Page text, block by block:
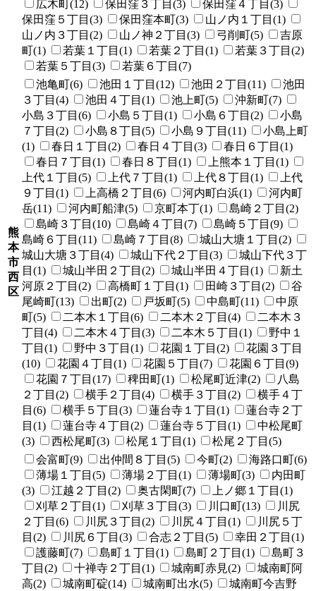
広木町(12)
保田窪３丁目(3)
保田窪４丁目(3)
保田窪５丁目(3)
保田窪本町(3)
山ノ内１丁目(1)
山ノ内３丁目(2)
山ノ神２丁目(3) 弓削町(5)
吉原
町(1)
若葉１丁目(1) 若葉２丁目(1)
若葉３丁目(2)
若葉５丁目(3)
若葉６丁目(7)
熊
本
市
西
区
池亀町(6) 池田１丁目(12) 池田２丁目(11)
池田
３丁目(4)
池田４丁目(1) 池上町(5)
沖新町(7)
小島３丁目(6)
小島５丁目(1) 小島６丁目(2)
小島
７丁目(2)
小島８丁目(5) 小島９丁目(11)
小島上町
(1)
春日１丁目(2) 春日４丁目(3)
春日６丁目(1)
春日７丁目(1)
春日８丁目(1)
上熊本１丁目(1)
上代１丁目(5)
上代７丁目(1) 上代８丁目(1)
上代
９丁目(1)
上高橋２丁目(6) 河内町白浜(1)
河内町
岳(11)
河内町船津(5) 京町本丁(1)
島崎２丁目(2)
島崎３丁目(10)
島崎４丁目(7)
島崎５丁目(9)
島崎６丁目(11)
島崎７丁目(8)
城山大塘１丁目(2)
城山大塘３丁目(4)
城山下代２丁目(3)
城山下代３丁
目(1)
城山半田２丁目(2) 城山半田４丁目(1)
新土
河原２丁目(2)
高橋町１丁目(1) 田崎３丁目(2)
谷
尾崎町(13)
出町(2) 戸坂町(5) 中島町(11)
中原
町(5)
二本木１丁目(6) 二本木２丁目(4)
二本木３
丁目(4)
二本木４丁目(3) 二本木５丁目(1)
野中１
丁目(1)
野中３丁目(1) 花園１丁目(2)
花園３丁目
(10)
花園４丁目(1) 花園５丁目(7)
花園６丁目(9)
花園７丁目(17)
稗田町(1) 松尾町近津(2)
八島
２丁目(2)
横手２丁目(4) 横手３丁目(2)
横手４丁
目(6)
横手５丁目(3) 蓮台寺１丁目(1)
蓮台寺２丁
目(1)
蓮台寺４丁目(2) 蓮台寺５丁目(1)
中松尾町
(3)
西松尾町(3) 松尾１丁目(1) 松尾２丁目(5)
会富町(9) 出仲間８丁目(5) 今町(2)
海路口町(6)
薄場１丁目(5)
薄場２丁目(1) 薄場町(3)
内田町
(3)
江越２丁目(2) 奥古閑町(7)
上ノ郷１丁目(1)
刈草２丁目(1)
刈草３丁目(3) 川口町(13)
川尻
２丁目(6)
川尻３丁目(2) 川尻４丁目(1)
川尻５丁
目(2)
川尻６丁目(3) 合志２丁目(5)
幸田２丁目(1)
護藤町(7)
島町１丁目(1) 島町２丁目(1)
島町３
丁目(2)
十禅寺２丁目(1) 城南町赤見(2)
城南町阿
高(2)
城南町碇(14) 城南町出水(5)
城南町今吉野